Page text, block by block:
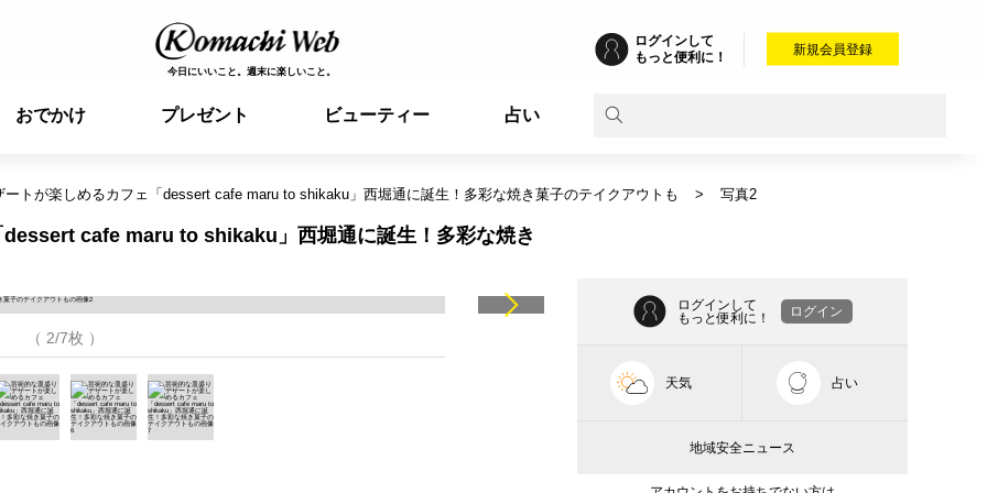
今日にいいこと。週末に楽しいこと。
ログインして
もっと便利に！
新規会員登録
おでかけ プレゼント ビューティー 占い
ートが楽しめるカフェ「dessert cafe maru to shikaku」西堀通に誕生！多彩な焼き菓子のテイクアウトも 写真2
cafe maru to shikaku」西堀通に誕生！多彩な焼き
（ 2/7枚 ）
ログインして
もっと便利に！
ログイン
天気 占い
地域安全ニュース